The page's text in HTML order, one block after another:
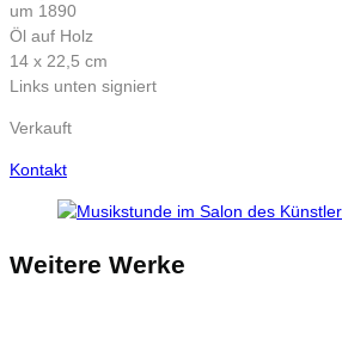
um 1890
Öl auf Holz
14 x 22,5 cm
Links unten signiert
Verkauft
Kontakt
Weitere Werke